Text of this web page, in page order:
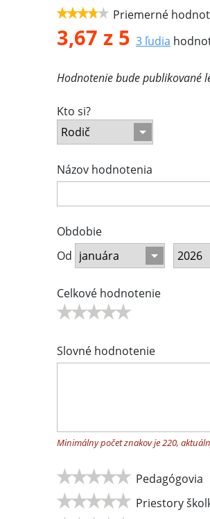
Priemerné
3,67 z 5 3 ľudia
Hodnotenie bude publikované
Kto si?
Názov hodnotenia
Obdobie
Od
Celkové hodnotenie
Slovné hodnotenie
Minimálny počet znakov je 220,
Pedagógovia
Priestory